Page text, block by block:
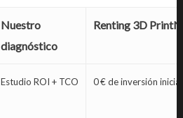
Nuestro
diagnóstico
Renting 3D
Estudio ROI + TCO 0 € de inversión inicial